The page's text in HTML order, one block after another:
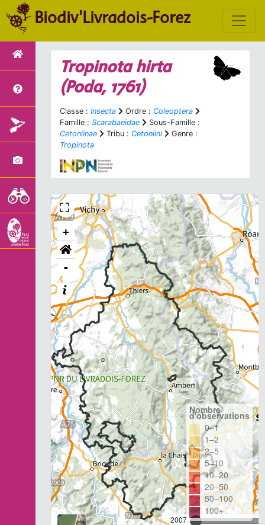
Biodiv'Livradois-Forez
Tropinota hirta
(Poda, 1761)
Classe : Insecta Ordre : Coleoptera
Famille : Scarabaeidae
Sous-Famille :
Cetoniinae
Tribu : Cetoniini
Genre :
Tropinota
+
-
2007
Nombre
d'observations
0–1
1–2
2–5
5–10
10–20
20–50
50–100
100+